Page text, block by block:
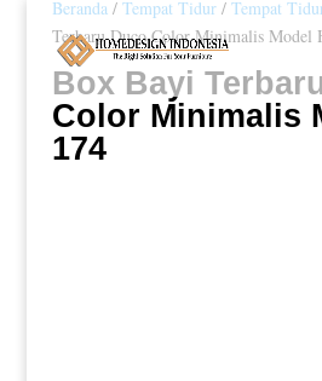
Beranda/ Tempat Tidur/ Tempat
Terbaru Duco Color Minimalis Model
Box Bayi
Color Minimalis
174